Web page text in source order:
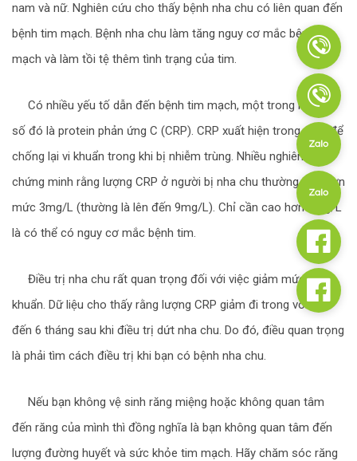
nam và nữ. Nghiên cứu cho thấy bệnh nha chu có liên quan đến
bệnh tim mạch. Bệnh nha chu làm tăng nguy cơ mắc bệnh tim
mạch và làm tồi tệ thêm tình trạng của tim.
Có nhiều yếu tố dẫn đến bệnh tim mạch, một trong những
số đó là protein phản ứng C (CRP). CRP xuất hiện trong máu để
chống lại vi khuẩn trong khi bị nhiễm trùng. Nhiều nghiên cứu
chứng minh rằng lượng CRP ở người bị nha chu thường cao hơn
mức 3mg/L (thường là lên đến 9mg/L). Chỉ cần cao hơn 3mg/L
là có thể có nguy cơ mắc bệnh tim.
Điều trị nha chu rất quan trọng đối với việc giảm mức độ vi
khuẩn. Dữ liệu cho thấy rằng lượng CRP giảm đi trong vòng 3
đến 6 tháng sau khi điều trị dứt nha chu. Do đó, điều quan trọng
là phải tìm cách điều trị khi bạn có bệnh nha chu.
Nếu bạn không vệ sinh răng miệng hoặc không quan tâm
đến răng của mình thì đồng nghĩa là bạn không quan tâm đến
lượng đường huyết và sức khỏe tim mạch. Hãy chăm sóc răng